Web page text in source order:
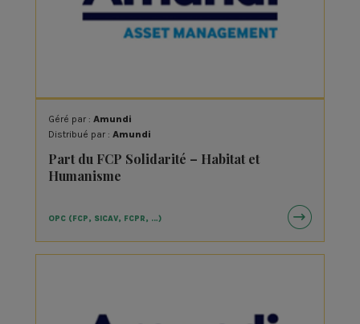
Géré par : Amundi
Distribué par : Amundi
Part du FCP Solidarité – Habitat et
Humanisme
OPC (FCP, SICAV, FCPR, …)